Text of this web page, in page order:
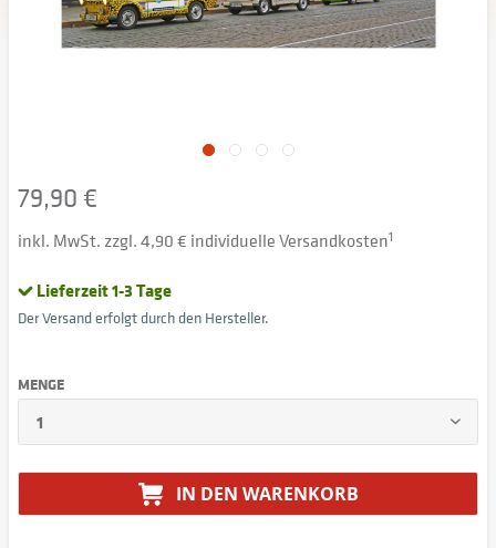
79,90 €
inkl. MwSt. zzgl. 4,90 € individuelle Versandkosten1
Lieferzeit 1-3 Tage
Der Versand erfolgt durch den Hersteller.
MENGE
IN DEN WARENKORB